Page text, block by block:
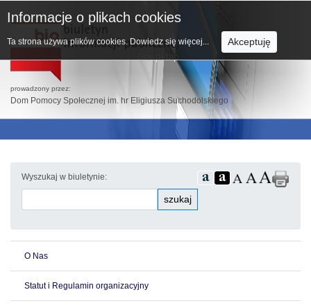
prowadzony przez:
Dom Pomocy Społecznej im. hr Eligiusza Suchodolskiego
Wyszukaj w biuletynie:
szukaj
O Nas
Statut i Regulamin organizacyjny
Informacje o plikach cookies
Ta strona używa plików cookies. Dowiedz się więcej... Akceptuję